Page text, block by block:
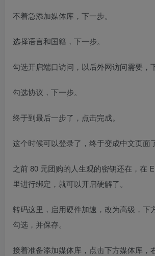
不着急添加媒体库，下一步。
选择语言和国籍，下一步。
勾选开启端口访问，以后外网访问需要，
勾选协议，下一步。
终于到最后一步了，点击完成。
这个时候可以登录了，终于变成中文页面
之前 80 元团购的人生观的密钥还在，在
里进行绑定，就可以开启硬解了。
转码这里，启用硬件加速，改为高级，下
勾选，并保存。
接着准备添加媒体库，点击下方媒体库，